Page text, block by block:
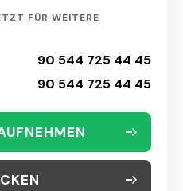
FÜR WEITERE
90 544 725 44 45
90 544 725 44 45